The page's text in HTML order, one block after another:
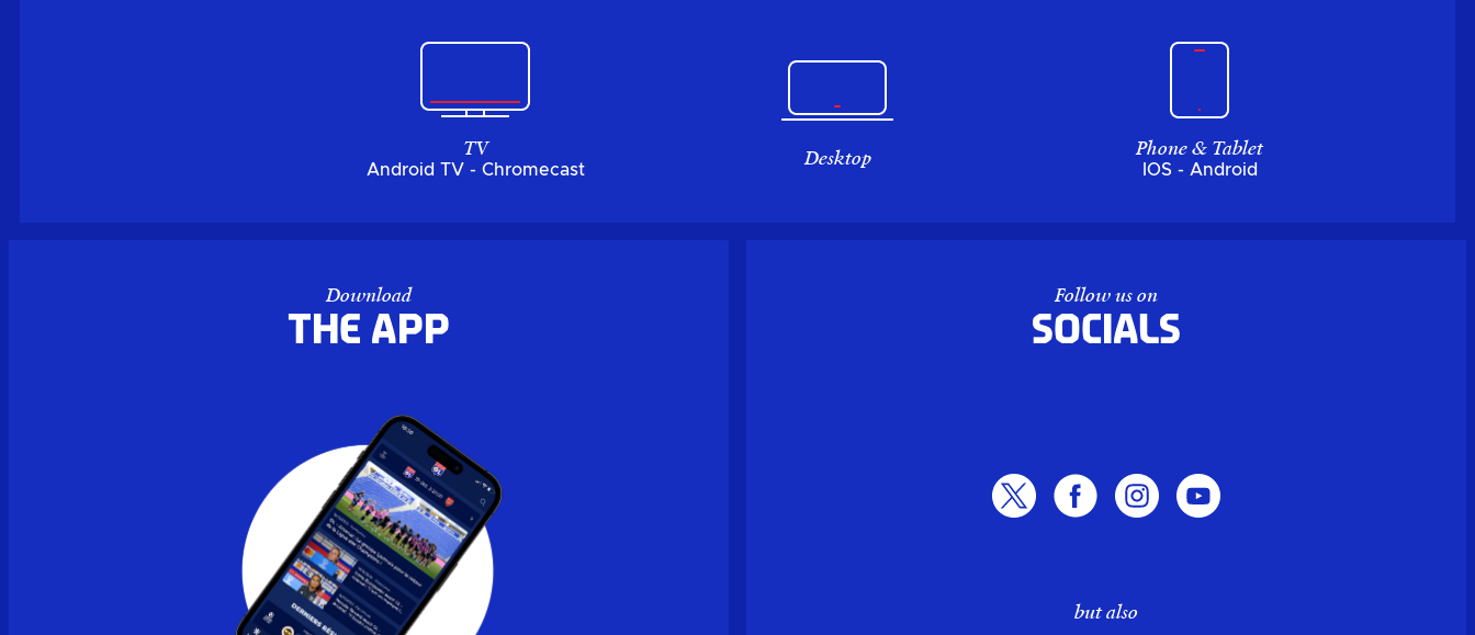
TV
Android TV - Chromecast Desktop Phone & Tablet
IOS - Android
Download
the APP
Follow us on
Socials
but also